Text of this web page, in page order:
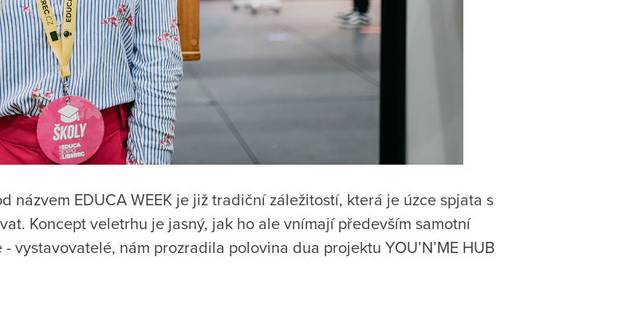
EDUCA WEEK je již tradiční záležitostí, která je úzce spjata s
Koncept veletrhu je jasný, jak ho ale vnímají především samotní
nám prozradila polovina dua projektu YOU’N’ME HUB